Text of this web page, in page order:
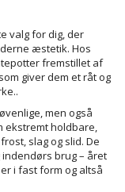
valg for dig, der
æstetik. Hos
fremstillet af
giver dem et råt og
men også
ekstremt holdbare,
slag og slid. De
brug – året
i fast form og altså